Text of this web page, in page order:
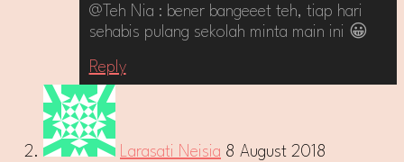
@Teh Nia : bener bangeeet teh, tiap hari
sehabis pulang sekolah minta main ini 😀
Reply
Larasati Neisia 8 August 2018